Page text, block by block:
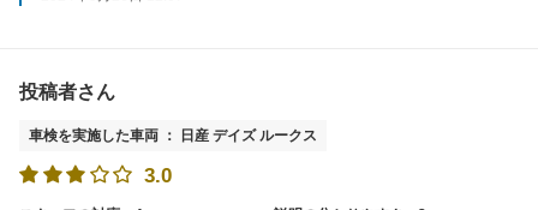
投稿者さん
車検を実施した車両 ： 日産 デイズ ルークス
3.0